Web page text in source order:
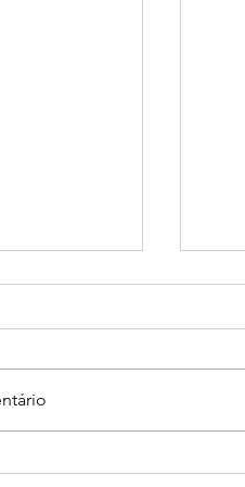
e veto do